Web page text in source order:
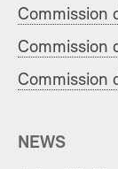
Commission
Commission
Commission
NEWS